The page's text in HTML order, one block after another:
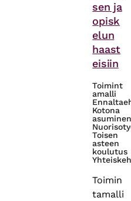
sen ja
opisk
elun
haast
eisiin
Toimint
amalli
Kotona
asuminen
Toisen
asteen
koulutus
Toimin
tamalli